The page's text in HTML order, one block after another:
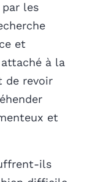
par les
et
attaché à la
de revoir
et
ils